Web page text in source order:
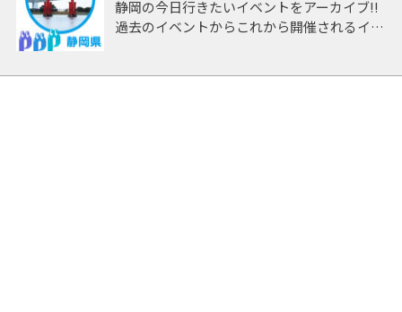
静岡の今日行きたいイベントをアーカイブ!!
過去のイベントからこれから開催されるイベ